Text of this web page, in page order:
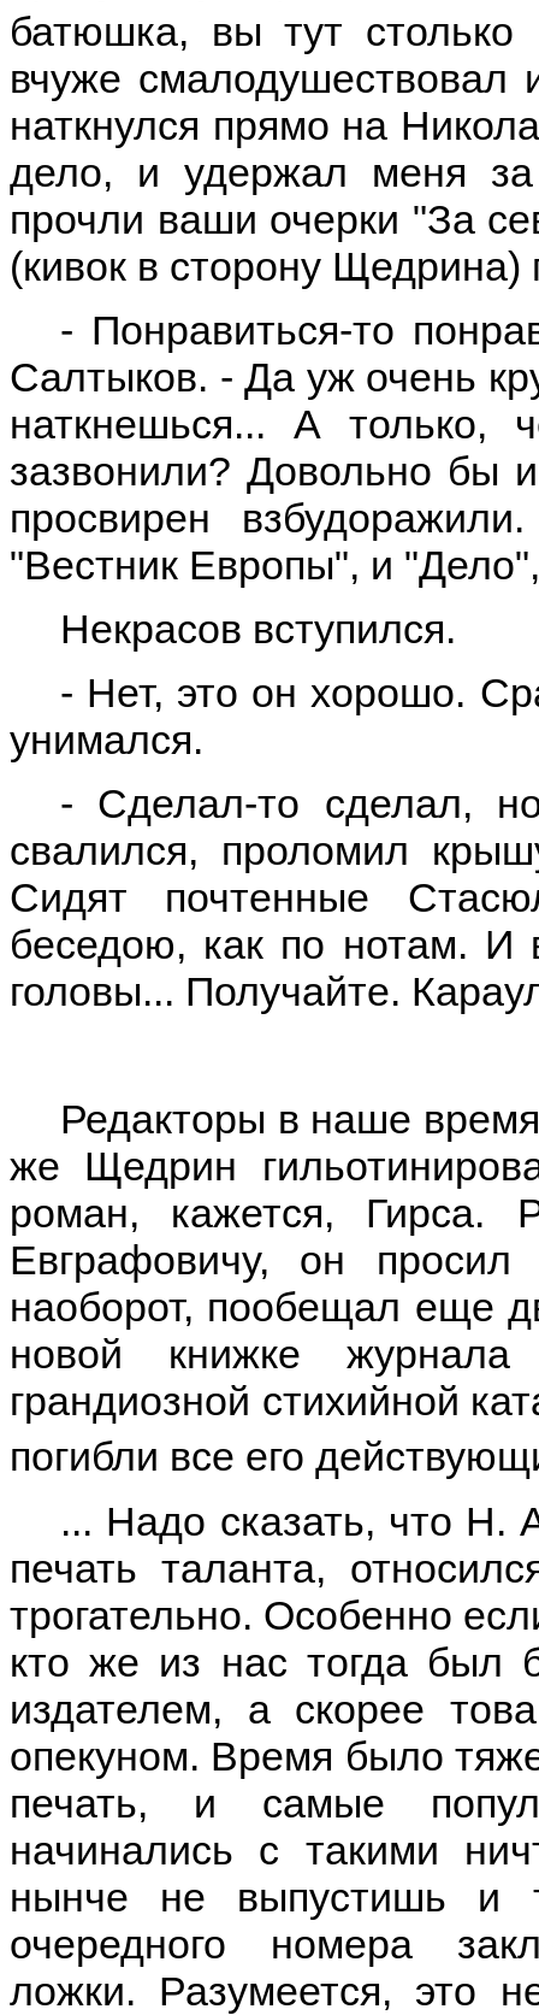
батюшка, вы тут столько
вчуже
наткнулся прямо на
дело, и удержал меня
прочли ваши очерки "За
(кивок в сторону Щедрина)
- Понравиться-то
Салтыков. - Да уж очень
наткнешься... А только,
зазвонили? Довольно бы
просвирен
"Вестник Европы", и
Некрасов вступился.
- Нет, это он хорошо.
унимался.
- Сделал-то сделал,
свалился, проломил
Сидят почтенные
беседою, как по нотам. И
головы... Получайте.
Редакторы в наше
же Щедрин
роман, кажется, Гирса.
Евграфовичу, он просил
наоборот, пообещал еще
новой книжке
грандиозной стихийной
погибли все его
... Надо сказать, что Н.
печать таланта,
трогательно. Особенно
кто же из нас тогда был
издателем, а скорее
опекуном. Время было
печать, и самые
начинались с такими
нынче не выпустишь и
очередного номера
ложки. Разумеется, это